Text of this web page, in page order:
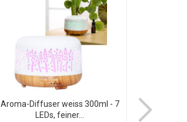
Aroma-Diffuser weiss 300ml - 7
LEDs, feiner...
Homea